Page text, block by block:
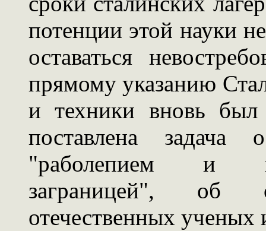
потенции этой науки
оставаться
прямому указанию
и техники вновь
поставлена
"раболепием и
заграницей", об
отечественных ученых